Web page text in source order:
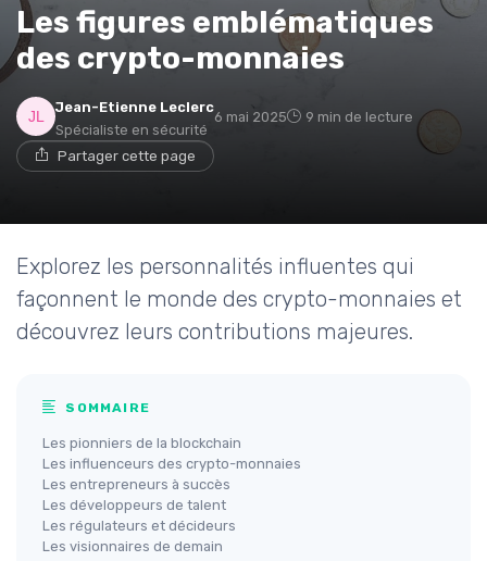
Les figures emblématiques
des crypto-monnaies
Jean-Etienne Leclerc
Spécialiste en sécurité
6 mai 2025 9 min de lecture
Partager cette page
Explorez les personnalités influentes qui
façonnent le monde des crypto-monnaies et
découvrez leurs contributions majeures.
SOMMAIRE
Les pionniers de la blockchain
Les influenceurs des crypto-monnaies
Les entrepreneurs à succès
Les développeurs de talent
Les régulateurs et décideurs
Les visionnaires de demain